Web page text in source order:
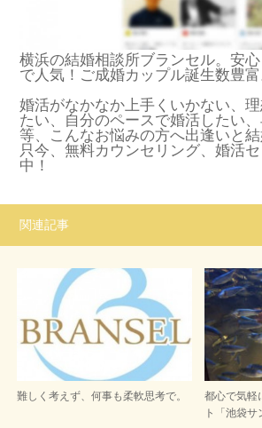
横浜の結婚相談所ブランセル。安
で人気！ご成婚カップル誕生数豊富
婚活がなかなか上手くいかない、
たい、自分のペースで婚活したい
等、こんなお悩みの方へ出逢いと結
只今、無料カウンセリング、婚活
中！
関連記事
難しく考えず、何事も柔軟思考で。
都心で気軽
ト「池袋